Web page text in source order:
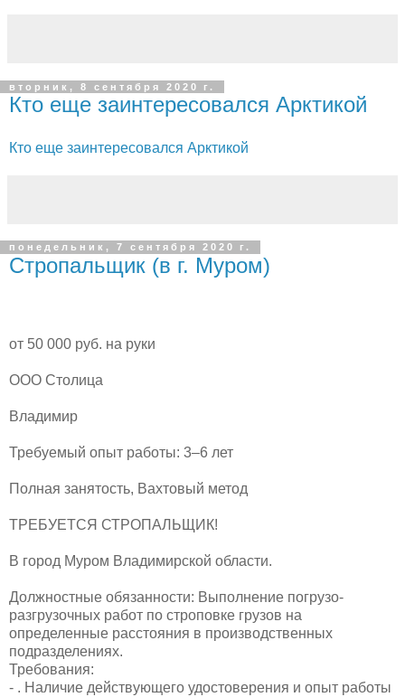
вторник, 8 сентября 2020 г.
Кто еще заинтересовался Арктикой
Кто еще заинтересовался Арктикой
понедельник, 7 сентября 2020 г.
Стропальщик (в г. Муром)
от 50 000 руб. на руки
ООО Столица
Владимир
Требуемый опыт работы: 3–6 лет
Полная занятость, Вахтовый метод
ТРЕБУЕТСЯ СТРОПАЛЬЩИК!
В город Муром Владимирской области.
Должностные обязанности: Выполнение погрузо-
разгрузочных работ по строповке грузов на
определенные расстояния в производственных
подразделениях.
Требования:
- . Наличие действующего удостоверения и опыт работы